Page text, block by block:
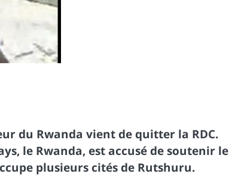
du Rwanda vient de quitter la RDC.
le Rwanda, est accusé de soutenir le
plusieurs cités de Rutshuru.